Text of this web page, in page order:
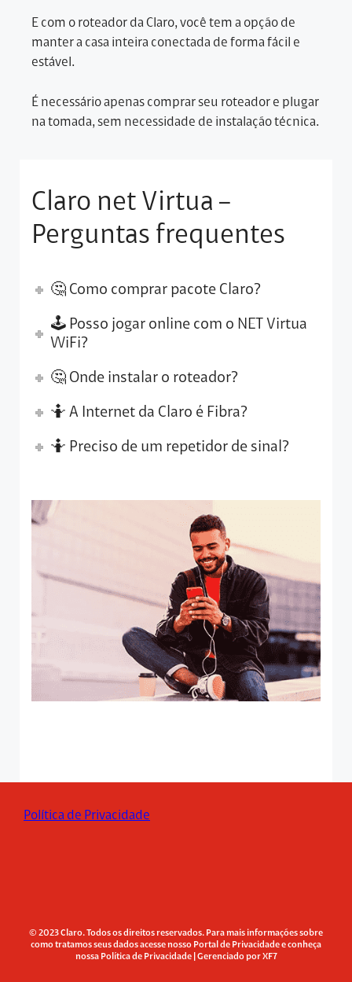
E com o roteador da Claro, você tem a opção de
manter a casa inteira conectada de forma fácil e
estável.
É necessário apenas comprar seu roteador e plugar
na tomada, sem necessidade de instalação técnica.
Claro net Virtua –
Perguntas frequentes
🤔 Como comprar pacote Claro?
🕹 Posso jogar online com o NET Virtua
WiFi?
🤔 Onde instalar o roteador?
🤷‍️ A Internet da Claro é Fibra?
🤷‍️ Preciso de um repetidor de sinal?
Política de Privacidade
© 2023 Claro. Todos os direitos reservados. Para mais informações sobre
como tratamos seus dados acesse nosso Portal de Privacidade e conheça
nossa Política de Privacidade | Gerenciado por XF7